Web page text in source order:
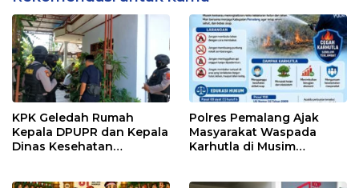
KPK Geledah Rumah
Kepala DPUPR dan Kepala
Dinas Kesehatan
Polres Pemalang Ajak
Masyarakat Waspada
Karhutla di Musim